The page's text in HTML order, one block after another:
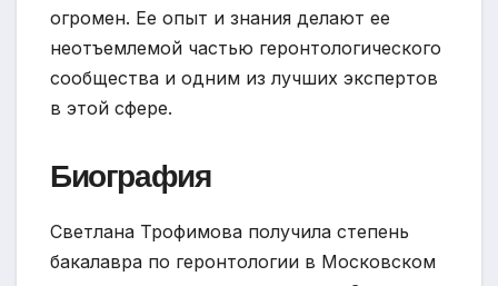
огромен. Ее опыт и знания делают ее
неотъемлемой частью геронтологического
сообщества и одним из лучших экспертов
в этой сфере.
Биография
Светлана Трофимова получила степень
бакалавра по геронтологии в Московском